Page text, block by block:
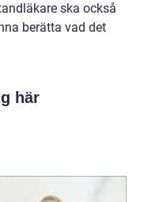
ska också
berätta vad det
här